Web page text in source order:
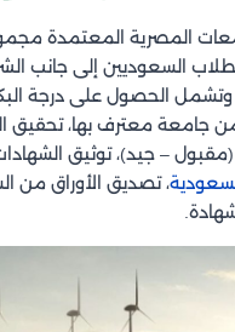
المصرية المعتمدة
السعوديين إلى جانب
وتشمل الحصول على درجة
جامعة معترف بها، تحقيق
– جيد)، توثيق
، تصديق الأوراق من